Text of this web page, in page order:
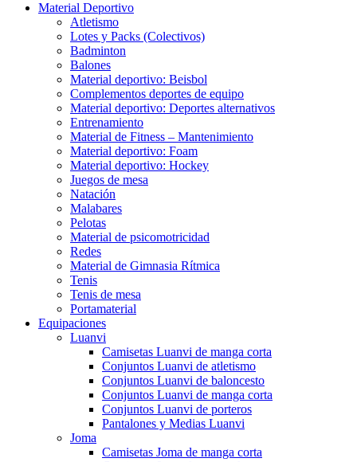
Material Deportivo
Atletismo
Lotes y Packs (Colectivos)
Badminton
Balones
Material deportivo: Beisbol
Complementos deportes de equipo
Material deportivo: Deportes alternativos
Entrenamiento
Material de Fitness – Mantenimiento
Material deportivo: Foam
Material deportivo: Hockey
Juegos de mesa
Natación
Malabares
Pelotas
Material de psicomotricidad
Redes
Material de Gimnasia Rítmica
Tenis
Tenis de mesa
Portamaterial
Equipaciones
Luanvi
Camisetas Luanvi de manga corta
Conjuntos Luanvi de atletismo
Conjuntos Luanvi de baloncesto
Conjuntos Luanvi de manga corta
Conjuntos Luanvi de porteros
Pantalones y Medias Luanvi
Joma
Camisetas Joma de manga corta